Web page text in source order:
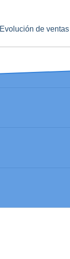
Evolución de ventas